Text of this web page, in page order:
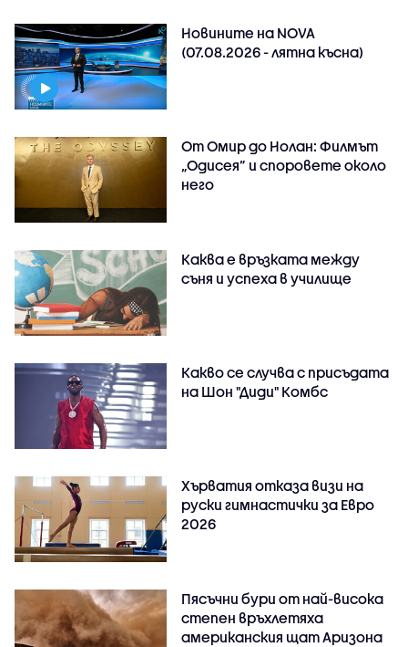
Новините на NOVA
(07.08.2026 - лятна късна)
От Омир до Нолан: Филмът
„Одисея” и споровете около
него
Каква е връзката между
съня и успеха в училище
Какво се случва с присъдата
на Шон "Диди" Комбс
Хърватия отказа визи на
руски гимнастички за Евро
2026
Пясъчни бури от най-висока
степен връхлетяха
американския щат Аризона